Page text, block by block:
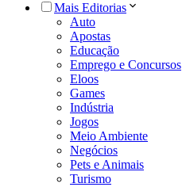
Mais Editorias
Auto
Apostas
Educação
Emprego e Concursos
Eloos
Games
Indústria
Jogos
Meio Ambiente
Negócios
Pets e Animais
Turismo